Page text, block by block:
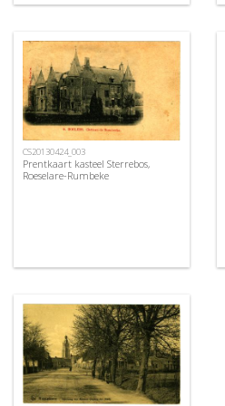
CS20130424_003
Prentkaart kasteel Sterrebos,
Roeselare-Rumbeke